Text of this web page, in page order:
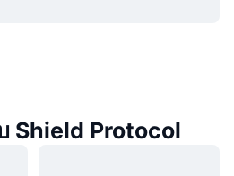
Shield Protocol